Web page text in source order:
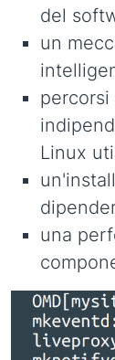
del
un
Linux
una